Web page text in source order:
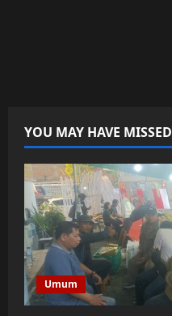
YOU MAY HAVE MISSED
Umum